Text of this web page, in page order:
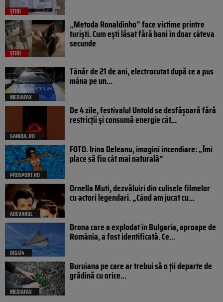
ȘTIRI
ȘTIRI
„Metoda Ronaldinho” face victime printre
turiști. Cum ești lăsat fără bani în doar câteva
secunde
MEDIAFAX
Tânăr de 21 de ani, electrocutat după ce a pus
mâna pe un...
GANDUL.RO
De 4 zile, festivalul Untold se desfășoară fără
restricții și consumă energie cât...
PROSPORT.RO
FOTO. Irina Deleanu, imagini incendiare: „Îmi
place să fiu cât mai naturală”
ADEVARUL
Ornella Muti, dezvăluiri din culisele filmelor
cu actori legendari. „Când am jucat cu...
DIGI24
Drona care a explodat în Bulgaria, aproape de
România, a fost identificată. Ce...
MEDIAFAX
Buruiana pe care ar trebui să o ții departe de
grădină cu orice...